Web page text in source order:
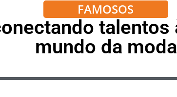
FAMOSOS
talentos
mundo da moda